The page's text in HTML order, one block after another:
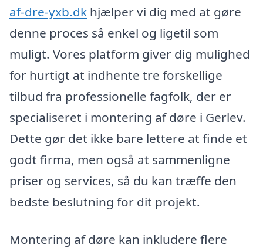
af-dre-yxb.dk hjælper vi dig med at gøre
denne proces så enkel og ligetil som
muligt. Vores platform giver dig mulighed
for hurtigt at indhente tre forskellige
tilbud fra professionelle fagfolk, der er
specialiseret i montering af døre i Gerlev.
Dette gør det ikke bare lettere at finde et
godt firma, men også at sammenligne
priser og services, så du kan træffe den
bedste beslutning for dit projekt.
Montering af døre kan inkludere flere